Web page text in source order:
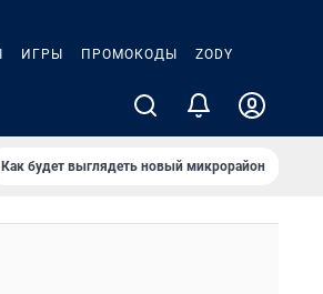
ИГРЫ ПРОМОКОДЫ ZODY
Как будет выглядеть новый микрорайон